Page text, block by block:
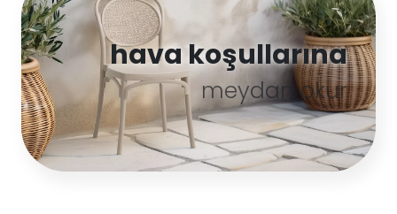
hava koşullarına
meydan okur